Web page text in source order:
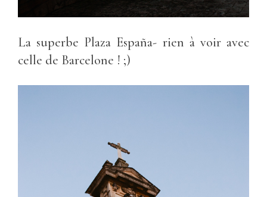
La superbe Plaza España- rien à voir avec
celle de Barcelone ! ;)